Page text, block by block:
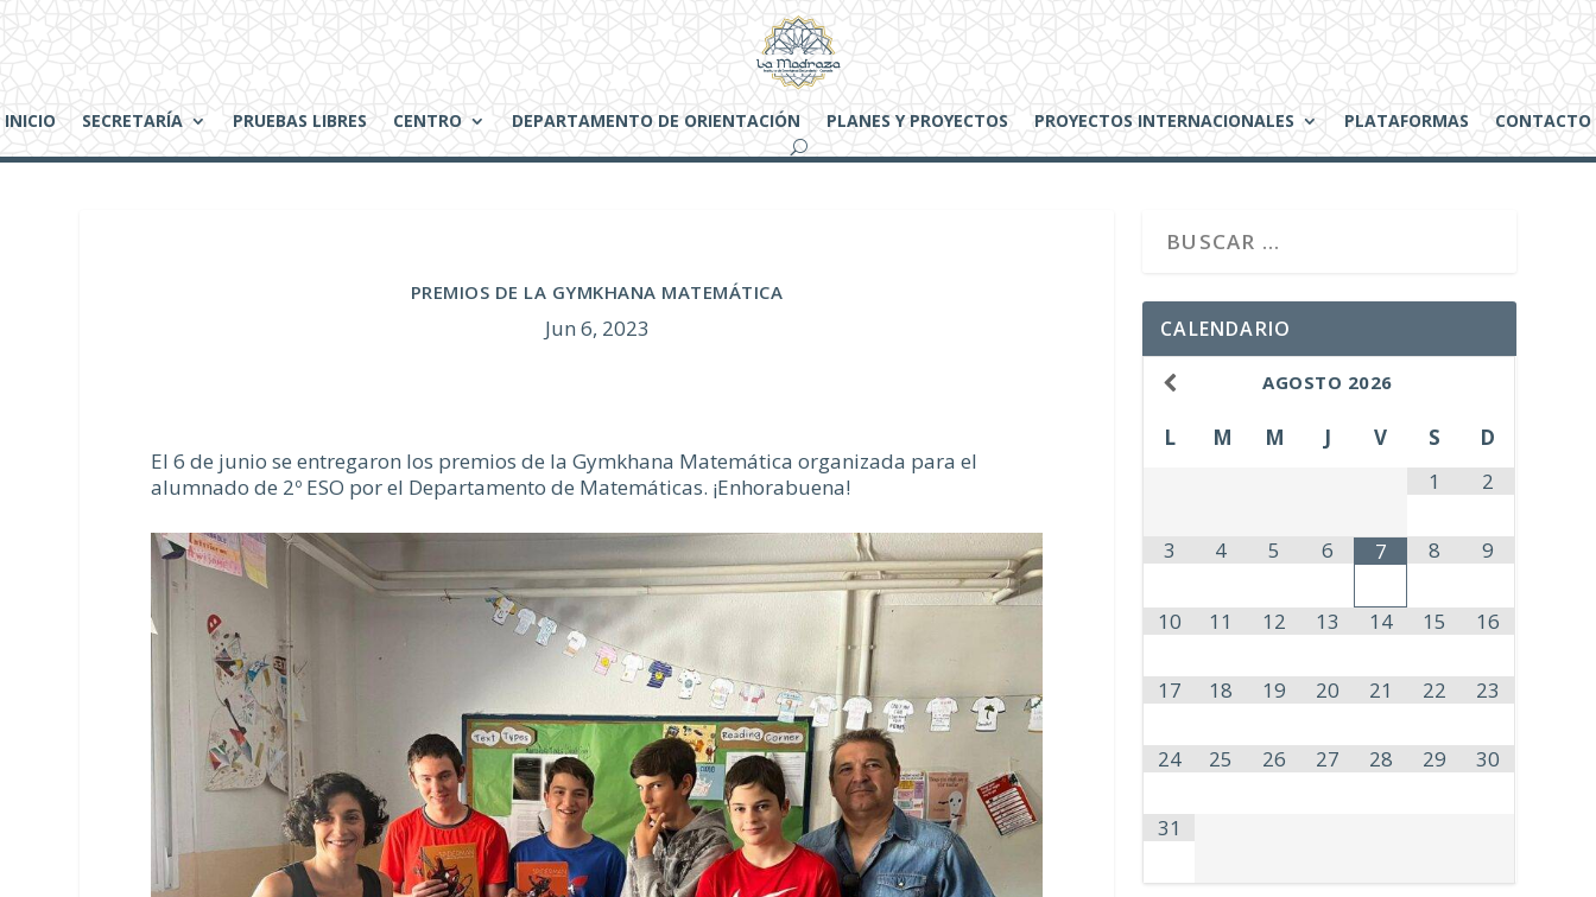
INICIO SECRETARÍA PRUEBAS LIBRES CENTRO DEPARTAMENTO DE ORIENTACIÓN PLANES Y PROYECTOS PROYECTOS INTERNACIONALES PLATAFORMAS CONTACTO
PREMIOS DE LA GYMKHANA MATEMÁTICA
Jun 6, 2023
El 6 de junio se entregaron los premios de la Gymkhana Matemática organizada para el
alumnado de 2º ESO por el Departamento de Matemáticas. ¡Enhorabuena!
CALENDARIO
AGOSTO 2026
L M M J V S
D
1
2
3 4 5 6 7 8 9
10 11 12 13 14 15 16
17 18 19 20 21 22 23
24 25 26 27 28 29 30
31